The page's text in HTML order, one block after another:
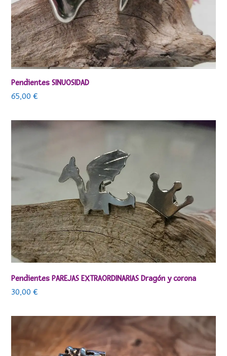
Pendientes SINUOSIDAD
65,00€
Pendientes PAREJAS EXTRAORDINARIAS Dragón y corona
30,00€